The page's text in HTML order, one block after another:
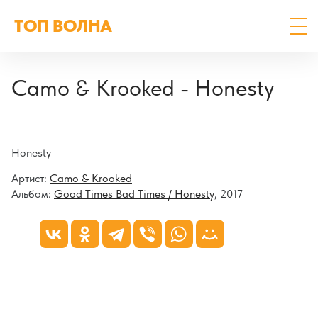
ТОП ВОЛНА
Camo & Krooked - Honesty
Honesty
Артист: Camo & Krooked
Альбом: Good Times Bad Times / Honesty, 2017